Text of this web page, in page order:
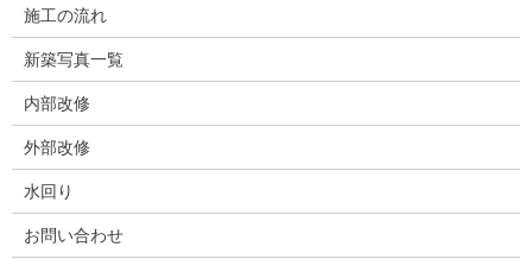
施工の流れ
新築写真一覧
内部改修
外部改修
水回り
お問い合わせ